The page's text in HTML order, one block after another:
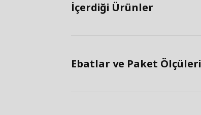
İçerdiği Ürünler
Ebatlar ve Paket Ölçüleri